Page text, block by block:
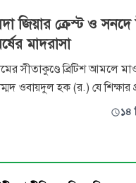
জিয়ার ক্রেস্ট ও সনদে
মাদরাসা
সীতাকুণ্ডে ব্রিটিশ আমলে
ওবায়দুল হক (র.) যে শিক্ষার
করেছিলেন, শতবর্ষ
নয় এটি শিক্ষা জাগরণ,
ও মানবিক সমা
১৪